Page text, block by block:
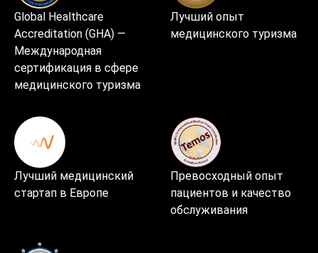
Global Healthcare
Accreditation (GHA) —
Международная
сертификация в сфере
медицинского туризма
Лучший опыт
медицинского туризма
Лучший медицинский
стартап в Европе
Превосходный опыт
пациентов и качество
обслуживания